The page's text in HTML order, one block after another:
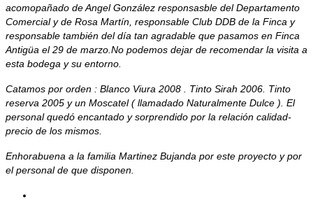
acomopañado de Angel González responsasble del Departamento
Comercial y de Rosa Martín, responsable Club DDB de la Finca y
responsable también del día tan agradable que pasamos en Finca
Antigüa el 29 de marzo.No podemos dejar de recomendar la visita a
esta bodega y su entorno.
Catamos por orden : Blanco Viura 2008 . Tinto Sirah 2006. Tinto
reserva 2005 y un Moscatel ( llamadado Naturalmente Dulce ). El
personal quedó encantado y sorprendido por la relación calidad-
precio de los mismos.
Enhorabuena a la familia Martinez Bujanda por este proyecto y por
el personal de que disponen.